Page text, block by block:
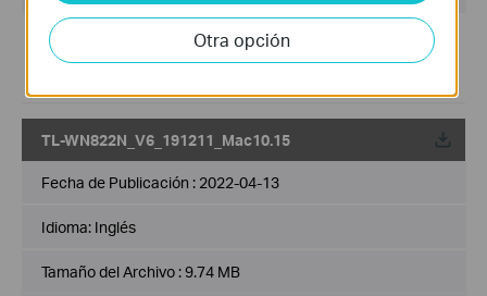
Release Note:
1. For TL-WN822N 5.0&6.0.
TL-WN822N_V6_191211_Mac10.15
Fecha de Publicación : 2022-04-13
Idioma: Inglés
Tamaño del Archivo :9.74 MB
Otra opción